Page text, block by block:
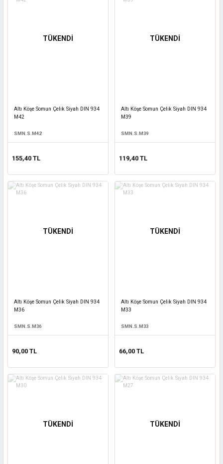
TÜKENDİ
Altı Köşe Somun Çelik Siyah DIN 934
M42
SMN.S.M42
155,40 TL
TÜKENDİ
Altı Köşe Somun Çelik Siyah DIN 934
M39
SMN.S.M39
119,40 TL
TÜKENDİ
Altı Köşe Somun Çelik Siyah DIN 934
M36
SMN.S.M36
90,00 TL
TÜKENDİ
Altı Köşe Somun Çelik Siyah DIN 934
M33
SMN.S.M33
66,00 TL
TÜKENDİ TÜKENDİ